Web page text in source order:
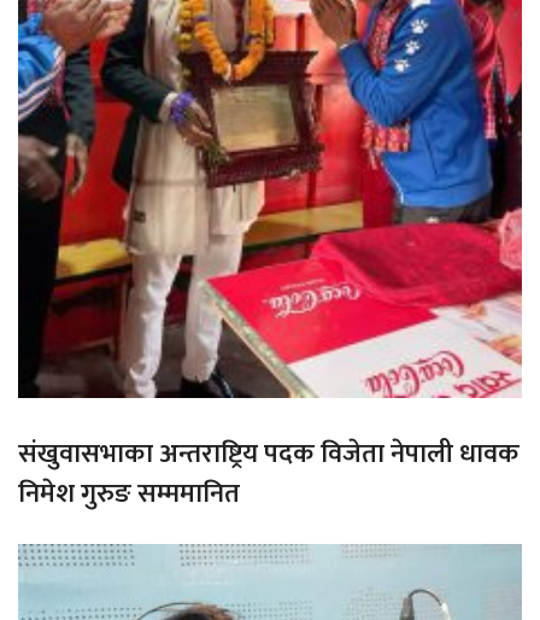
संखुवासभाका अन्तराष्ट्रिय पदक विजेता नेपाली धावक
निमेश गुरुङ सम्ममानित